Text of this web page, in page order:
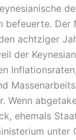
befeuerte. Der
achtziger
der
Wenn
ehemals
unter